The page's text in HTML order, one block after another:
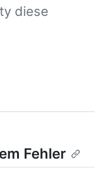
diese
Fehler